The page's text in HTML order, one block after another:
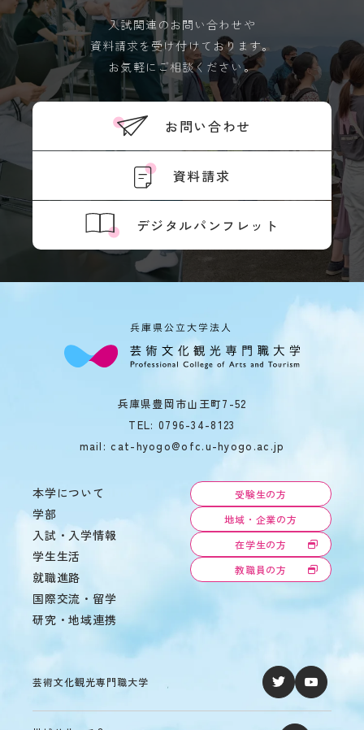
入試関連のお問い合わせや
資料請求を受け付けております。
お気軽にご相談ください。
お問い合わせ
資料請求
デジタルパンフレット
兵庫県豊岡市山王町7-52
TEL: 0796-34-8123
mail: cat-hyogo@ofc.u-hyogo.ac.jp
本学について
学部
入試・入学情報
学生生活
就職進路
国際交流・留学
研究・地域連携
受験生の方
地域・企業の方
在学生の方
教職員の方
芸術文化観光専門職大学